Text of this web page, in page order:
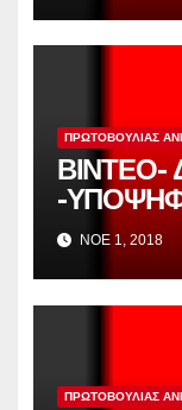
ΠΡΩΤΟΒΟΥΛΊΑΣ
ΒΙΝΤΕΟ-
-
ΝΟΈ 1, 2018
ΠΡΩΤΟΒΟΥΛΊΑΣ